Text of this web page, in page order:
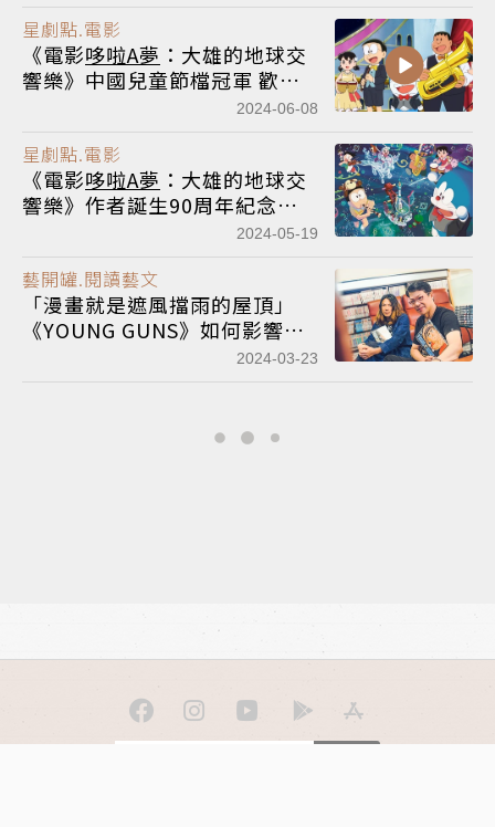
星劇點.電影
《電影哆啦A夢 ：大雄的地球交
響樂》中國兒童節檔冠軍 歡樂
2024-06-08
星劇點.電影
《電影哆啦A夢 ：大雄的地球交
響樂》作者誕生90周年紀念作
2024-05-19
藝開罐.閱讀藝文
「漫畫就是遮風擋雨的屋頂」
《YOUNG GUNS》如何影響九
零年台灣？──林政德 X 盧建彰
2024-03-23